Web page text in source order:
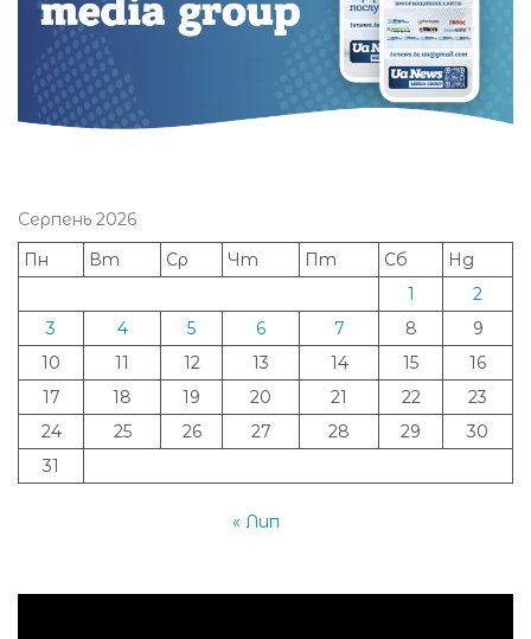
Серпень 2026
Пн
Вт Ср Чт Пт Сб
Нд
1
2
3
4 5 6 7 8
9
10
11 12 13 14 15
16
17
18 19 20 21 22
23
24
25 26 27 28 29
30
31
« Лип